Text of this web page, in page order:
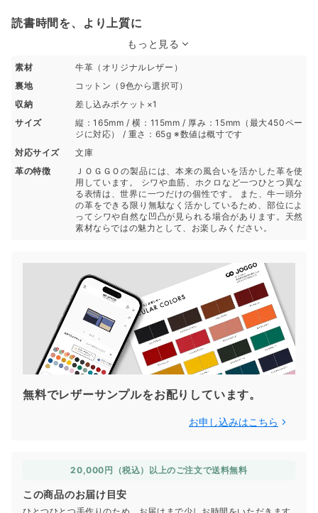
読書時間を、より上質に
もっと見る
素材
牛革（オリジナルレザー）
裏地
コットン（9色から選択可）
収納
差し込みポケット×1
サイズ
縦：165mm / 横：115mm / 厚み：15mm（最大450ペー
ジに対応） / 重さ：65g ※数値は概寸です
対応サイズ
文庫
革の特徴
ＪＯＧＧＯの製品には、本来の風合いを活かした革を使
用しています。 シワや血筋、ホクロなど一つひとつ異な
る表情は、世界に一つだけの個性です。 また、牛一頭分
の革をできる限り無駄なく活かしているため、部位によ
ってシワや自然な凹凸が見られる場合があります。天然
素材ならではの魅力として、お楽しみください。
無料でレザーサンプルをお配りしています。
お申し込みはこちら
20,000円（税込）以上のご注文で送料無料
この商品のお届け目安